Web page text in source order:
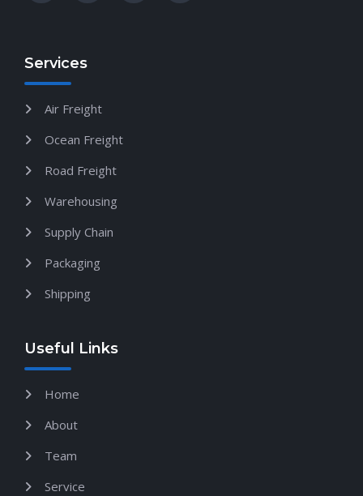
Services
Air Freight
Ocean Freight
Road Freight
Warehousing
Supply Chain
Packaging
Shipping
Useful Links
Home
About
Team
Service